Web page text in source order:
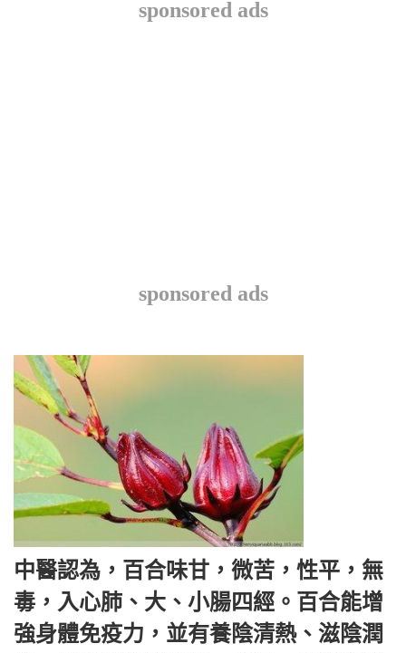
sponsored ads
sponsored ads
中醫認為，百合味甘，微苦，性平，無
毒，入心肺、大、小腸四經。百合能增
強身體免疫力，並有養陰清熱、滋陰潤